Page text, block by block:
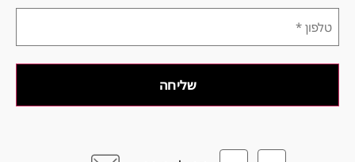
טלפון
*